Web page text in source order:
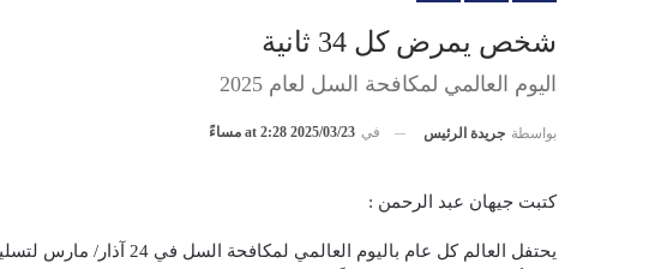
شخص يمرض كل 34 ثانية
اليوم العالمي لمكافحة السل لعام 2025
بواسطة جريدة الرئيس في 2025/03/23 at 2:28 مساءً
كتبت جيهان عبد الرحمن :
يحتفل العالم كل عام